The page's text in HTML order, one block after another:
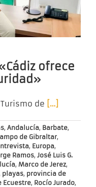
ofrece
de […]
, Andalucía, Barbate,
de Gibraltar,
, Europa,
Ramos, José Luis G.
, Marco de Jerez,
playas, provincia de
Ecuestre, Rocío Jurado,